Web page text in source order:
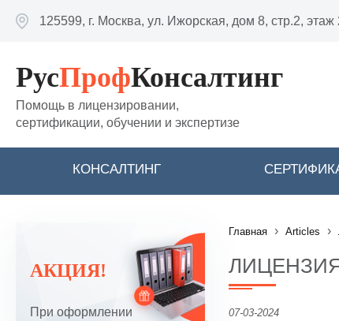
125599, г. Москва, ул. Ижорская, дом 8, стр.2,
РусПрофКонсалтинг
Помощь в лицензировании,
сертификации, обучении и экспертизе
КОНСАЛТИНГ
Главная › Articles ›
АКЦИЯ!
При оформлении
07-03-2024